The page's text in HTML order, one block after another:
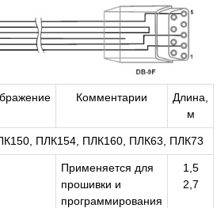
Комментарии
Длина,
м
ПЛК154, ПЛК160, ПЛК63, ПЛК73
Применяется для
прошивки и
программирования
1,5
2,7